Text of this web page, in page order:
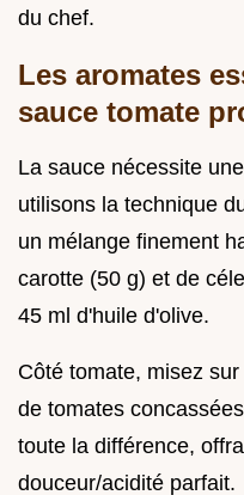
du chef.
Les aromates
sauce tomate
La sauce nécessite
utilisons la technique
un mélange finement
carotte (50 g) et de
45 ml d'huile d'olive.
Côté tomate, misez
de tomates
toute la différence,
douceur/acidité parfait.